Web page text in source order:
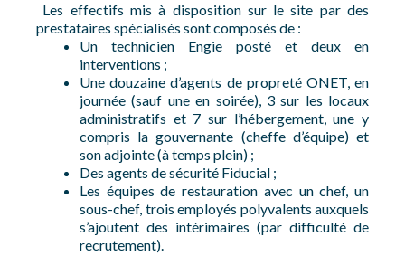
Les effectifs mis à disposition sur le site par des
prestataires spécialisés sont composés de :
Un technicien Engie posté et deux en
interventions ;
Une douzaine d’agents de propreté ONET, en
journée (sauf une en soirée), 3 sur les locaux
administratifs et 7 sur l’hébergement, une y
compris la gouvernante (cheffe d’équipe) et
son adjointe (à temps plein) ;
Des agents de sécurité Fiducial ;
Les équipes de restauration avec un chef, un
sous-chef, trois employés polyvalents auxquels
s’ajoutent des intérimaires (par difficulté de
recrutement).